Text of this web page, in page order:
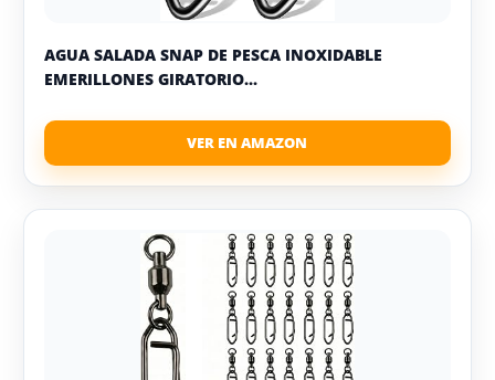
AGUA SALADA SNAP DE PESCA INOXIDABLE
EMERILLONES GIRATORIO...